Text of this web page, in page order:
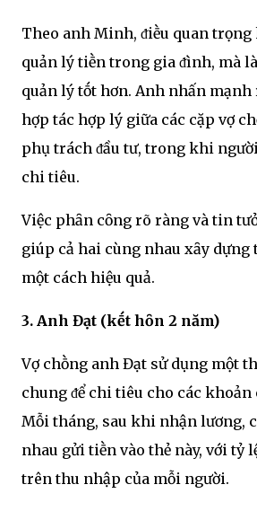
Theo anh Minh, ᵭiḕu quan
quản lý tiḕn trong gia ᵭình, mà
quản lý tṓt hơn. Anh nhấn
hợp tác hợp lý giữa các cặp vợ
phụ trách ᵭầu tư, trong khi
chi tiêu.
Việc phȃn cȏng rõ ràng và tin
giúp cả hai cùng nhau xȃy dựng
một cách hiệu quả.
3. Anh Đạt (kḗt hȏn 2 năm)
Vợ chṑng anh Đạt sử dụng một
chung ᵭể chi tiêu cho các
Mỗi tháng, sau khi nhận lương,
nhau gửi tiḕn vào thẻ này, với tỷ
trên thu nhập của mỗi người.